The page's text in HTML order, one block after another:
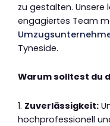
zu gestalten. Unsere
engagiertes Team
Tyneside.
Warum solltest du
1. Zuverlässigkeit:
hochprofessionell